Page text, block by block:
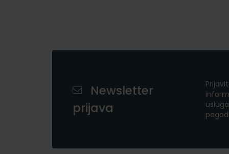
Newsletter
prijava